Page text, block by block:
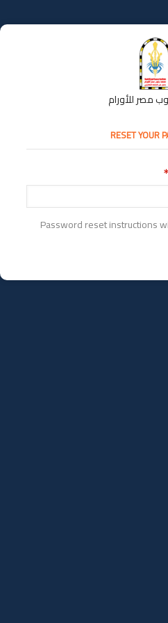
مصر للأورام
RESET YOUR
Password reset instructions